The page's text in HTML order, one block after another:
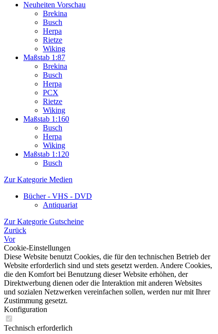
Neuheiten Vorschau
Brekina
Busch
Herpa
Rietze
Wiking
Maßstab 1:87
Brekina
Busch
Herpa
PCX
Rietze
Wiking
Maßstab 1:160
Busch
Herpa
Wiking
Maßstab 1:120
Busch
Zur Kategorie Medien
Bücher - VHS - DVD
Antiquariat
Zur Kategorie Gutscheine
Zurück
Vor
Cookie-Einstellungen
Diese Website benutzt Cookies, die für den technischen Betrieb der
Website erforderlich sind und stets gesetzt werden. Andere Cookies,
die den Komfort bei Benutzung dieser Website erhöhen, der
Direktwerbung dienen oder die Interaktion mit anderen Websites
und sozialen Netzwerken vereinfachen sollen, werden nur mit Ihrer
Zustimmung gesetzt.
Konfiguration
Technisch erforderlich